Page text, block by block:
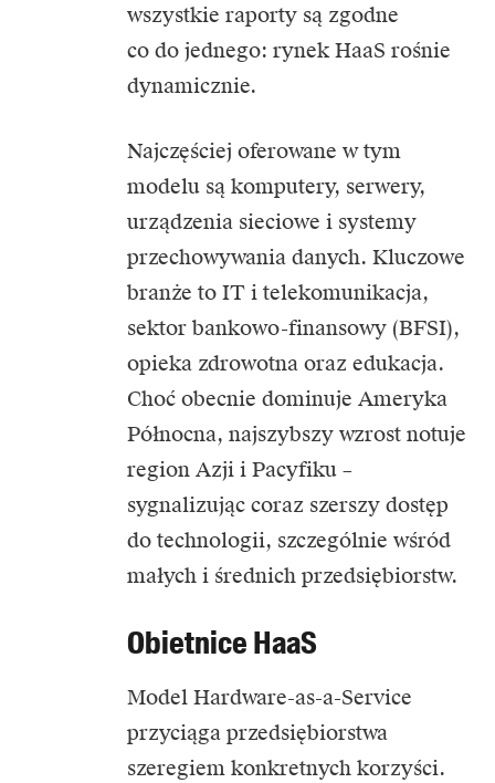
wszystkie raporty są zgodne
co do jednego: rynek HaaS rośnie
dynamicznie.
Najczęściej oferowane w tym
modelu są komputery, serwery,
urządzenia sieciowe i systemy
przechowywania danych. Kluczowe
branże to IT i telekomunikacja,
sektor bankowo-finansowy (BFSI),
opieka zdrowotna oraz edukacja.
Choć obecnie dominuje Ameryka
Północna, najszybszy wzrost notuje
region Azji i Pacyfiku –
sygnalizując coraz szerszy dostęp
do technologii, szczególnie wśród
małych i średnich przedsiębiorstw.
Obietnice HaaS
Model Hardware-as-a-Service
przyciąga przedsiębiorstwa
szeregiem konkretnych korzyści.